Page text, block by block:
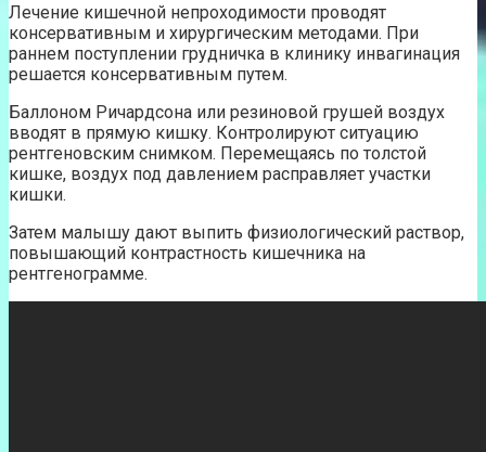
Лечение кишечной непроходимости проводят
консервативным и хирургическим методами. При
раннем поступлении грудничка в клинику инвагинация
решается консервативным путем.
Баллоном Ричардсона или резиновой грушей воздух
вводят в прямую кишку. Контролируют ситуацию
рентгеновским снимком. Перемещаясь по толстой
кишке, воздух под давлением расправляет участки
кишки.
Затем малышу дают выпить физиологический раствор,
повышающий контрастность кишечника на
рентгенограмме.